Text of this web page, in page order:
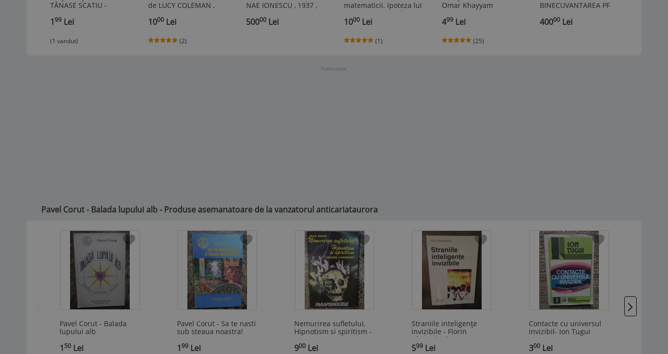
TĂNASE SCATIU -
199Lei
(1 vandut)
de LUCY COLEMAN ,
1000Lei
(2)
NAE IONESCU , 1937 ,
50000Lei
matematicii. Ipoteza lui
Riemann. veriga lipsa
dintre numerele prime
cuantica/Jorge Jimenez
Urroz
1000Lei
(1)
Omar Khayyam
499Lei
(25)
BINECUVANTAREA PF
40000Lei
Publicitate
Pavel Corut - Balada lupului alb - Produse asemanatoare de la vanzatorul anticariataurora
Pavel Corut - Balada
lupului alb
150 Lei
Pavel Corut - Sa te nasti
sub steaua noastra!
199 Lei
Nemurirea sufletului,
Hipnotism si spiritism -
Jean Finot, Cesare
Lombroso
900 Lei
Straniile inteligențe
invizibile - Florin
Gheorghiță
599 Lei
Contacte cu universul
invizibil- Ion Tugui
300 Lei